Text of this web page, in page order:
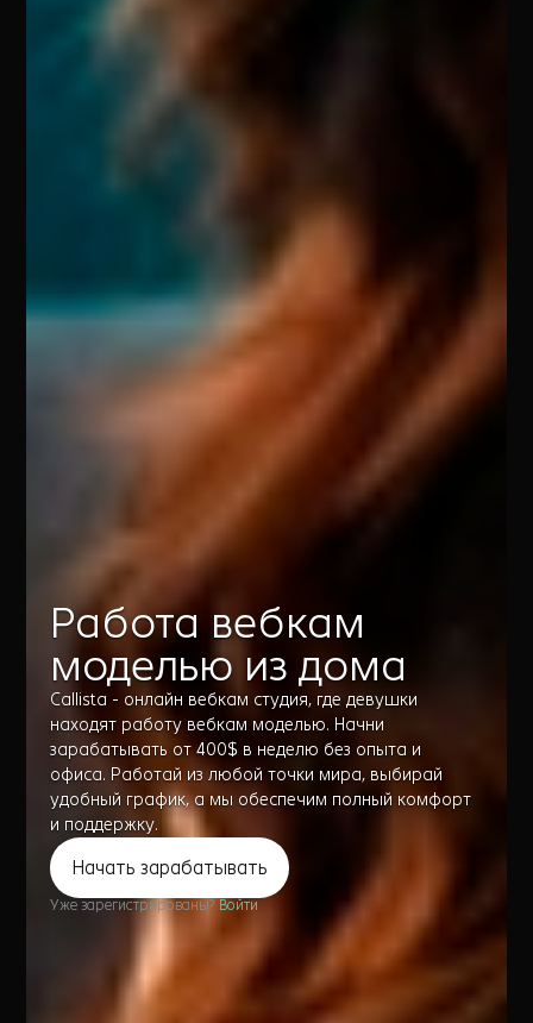
Работа вебкам
моделью из дома
Callista - онлайн вебкам студия, где девушки
находят работу вебкам моделью. Начни
зарабатывать от 400$ в неделю без опыта и
офиса. Работай из любой точки мира, выбирай
удобный график, а мы обеспечим полный комфорт
и поддержку.
Начать зарабатывать
Уже зарегистрированы? Войти